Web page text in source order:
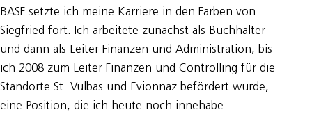
BASF setzte ich meine Karriere in den Farben von
Siegfried fort. Ich arbeitete zunächst als Buchhalter
und dann als Leiter Finanzen und Administration, bis
ich 2008 zum Leiter Finanzen und Controlling für die
Standorte St. Vulbas und Evionnaz befördert wurde,
eine Position, die ich heute noch innehabe.